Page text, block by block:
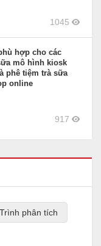
1045
hợp cho các
mô hình kiosk
phê tiệm trà sữa
online
917
Trình phân tích